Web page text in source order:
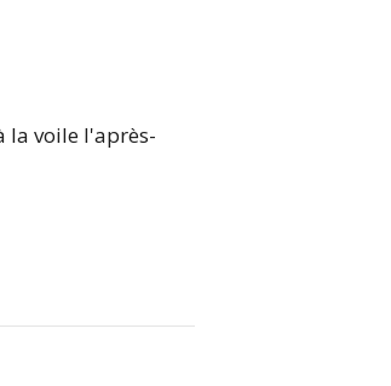
la voile l'après-